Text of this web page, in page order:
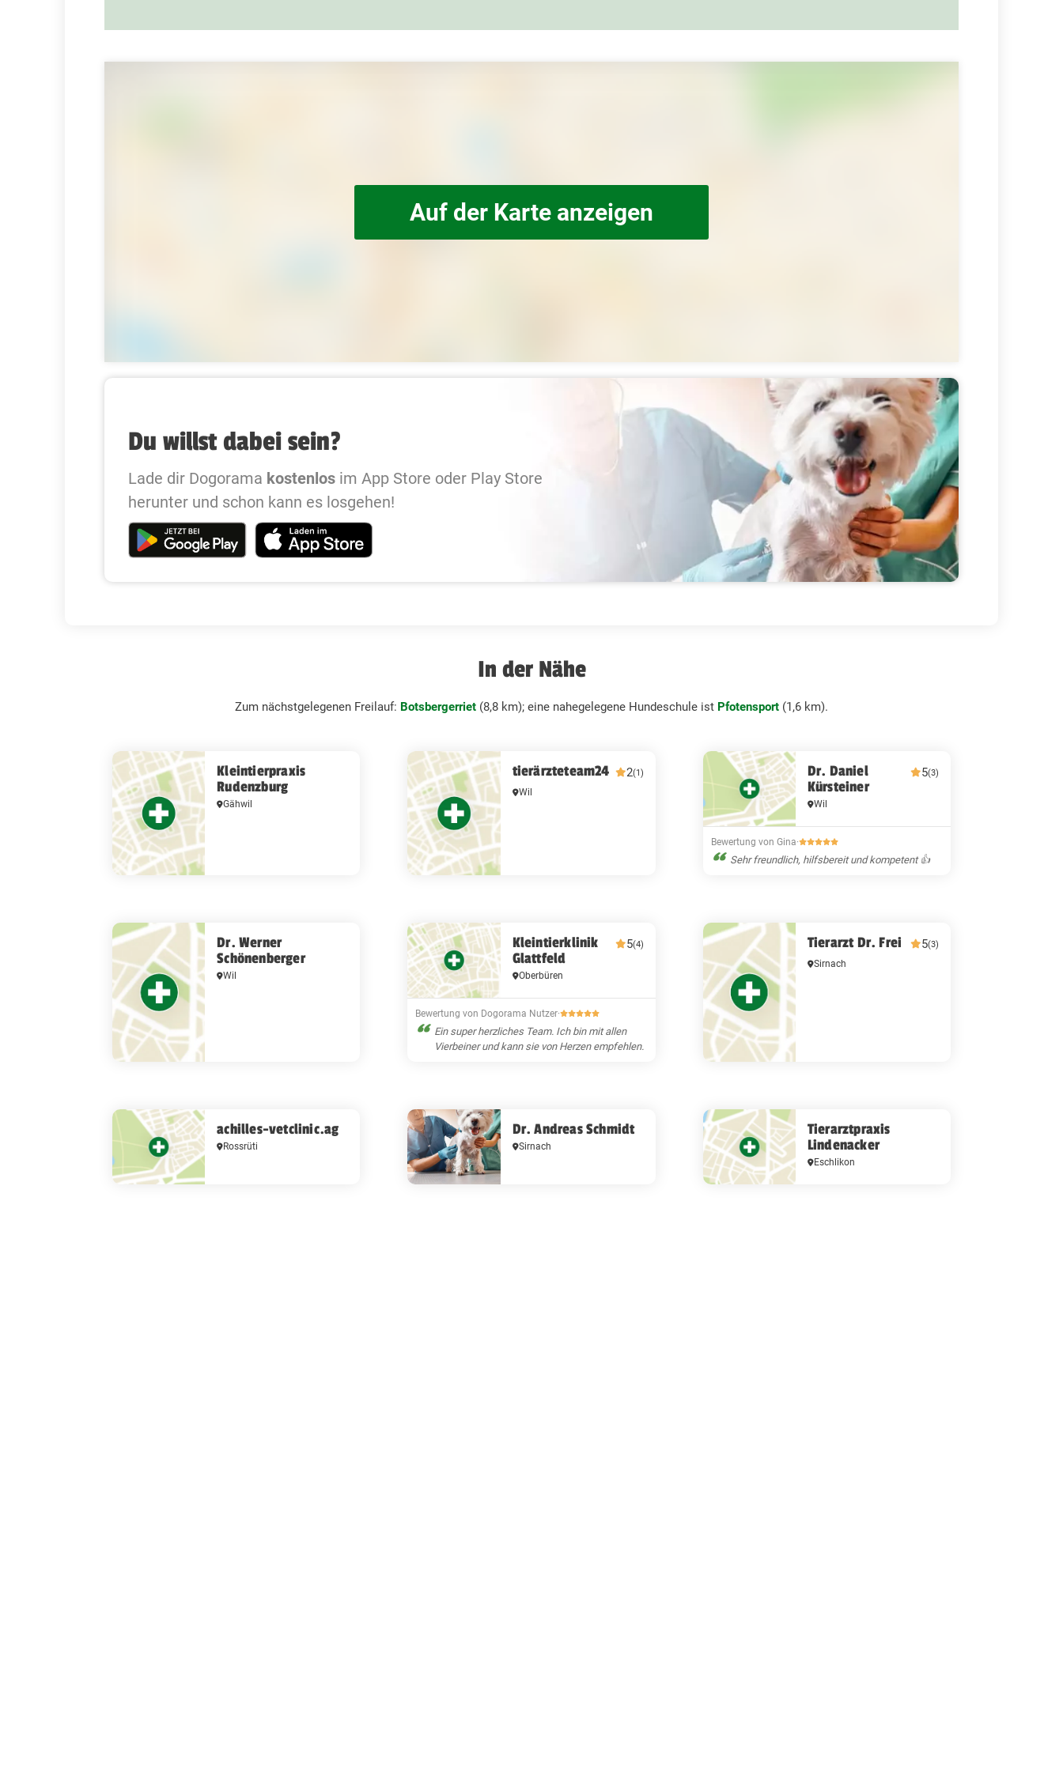
Auf der Karte anzeigen
Du willst dabei sein?
Lade dir Dogorama kostenlos im App Store oder Play Store
herunter und schon kann es losgehen!
In der Nähe
Zum nächstgelegenen Freilauf: Botsbergerriet (8,8 km); eine nahegelegene Hundeschule ist Pfotensport (1,6 km).
Kleintierpraxis
Rudenzburg
Gähwil
tierärzteteam24 2(1)
Wil
Dr. Daniel
Kürsteiner
5(3)
Wil
Bewertung von Gina·
Sehr freundlich, hilfsbereit und kompetent 👍
Dr. Werner
Schönenberger
Wil
Kleintierklinik
Glattfeld
5(4)
Oberbüren
Bewertung von Dogorama Nutzer·
Ein super herzliches Team. Ich bin mit allen
Vierbeiner und kann sie von Herzen empfehlen.
Tierarzt Dr. Frei 5(3)
Sirnach
achilles-vetclinic.ag
Rossrüti
Dr. Andreas Schmidt
Sirnach
Tierarztpraxis
Lindenacker
Eschlikon